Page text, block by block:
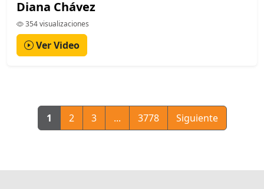
Diana Chávez
354 visualizaciones
Ver Video
1 2 3 ... 3778 Siguiente